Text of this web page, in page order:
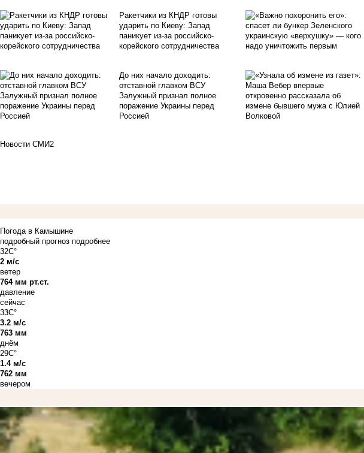
Ракетчики из КНДР готовы
ударить по Киеву: Запад
паникует из-за российско-
корейского сотрудничества
До них начало доходить:
отставной главком ВСУ
Залужный признал полное
поражение Украины перед
Россией
Новости СМИ2
Погода в Камышине
подробный прогноз подробнее
32C°
2 м/с
ветер
764 мм рт.ст.
давление
сейчас
33C°
3.2 м/с
763 мм
днём
29C°
1.4 м/с
762 мм
вечером